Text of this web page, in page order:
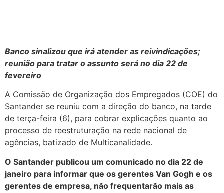
Banco sinalizou que irá atender as reivindicações;
reunião para tratar o assunto será no dia 22 de
fevereiro
A Comissão de Organização dos Empregados (COE) do
Santander se reuniu com a direção do banco, na tarde
de terça-feira (6), para cobrar explicações quanto ao
processo de reestruturação na rede nacional de
agências, batizado de Multicanalidade.
O Santander publicou um comunicado no dia 22 de
janeiro para informar que os gerentes Van Gogh e os
gerentes de empresa, não frequentarão mais as